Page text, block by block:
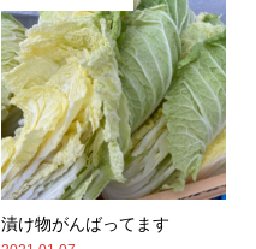
漬け物がんばってます